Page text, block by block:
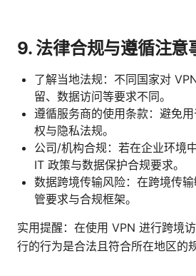
9. 法律合规与遵循注意
了解当地法规：不同国家对
留、数据访问等要求不同。
遵循服务商的使用条款：避免
权与隐私法规。
公司/机构合规：若在企业环境
IT 政策与数据保护合规要求。
数据跨境传输风险：在跨境传
管要求与合规框架。
实用提醒：在使用 VPN 进行跨境
行的行为是合法且符合所在地区的规